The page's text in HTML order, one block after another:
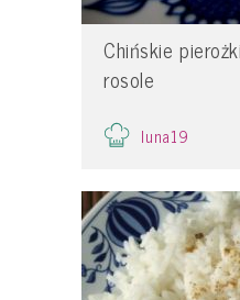
Chińskie
rosole
luna19